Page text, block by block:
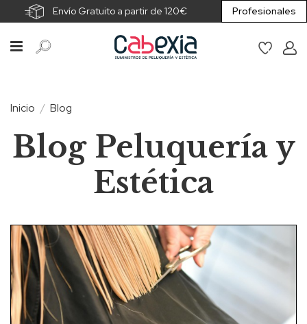
Envío Gratuito a partir de 120€ Profesionales
Inicio Blog
Blog Peluquería y
Estética